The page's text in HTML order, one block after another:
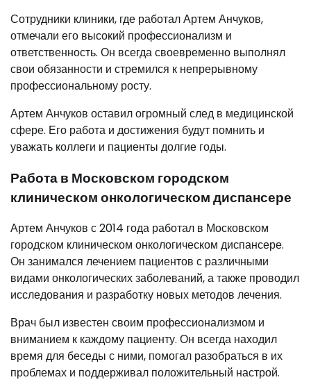
Сотрудники клиники, где работал Артем Анчуков,
отмечали его высокий профессионализм и
ответственность. Он всегда своевременно выполнял
свои обязанности и стремился к непрерывному
профессиональному росту.
Артем Анчуков оставил огромный след в медицинской
сфере. Его работа и достижения будут помнить и
уважать коллеги и пациенты долгие годы.
Работа в Московском городском
клиническом онкологическом диспансере
Артем Анчуков с 2014 года работал в Московском
городском клиническом онкологическом диспансере.
Он занимался лечением пациентов с различными
видами онкологических заболеваний, а также проводил
исследования и разработку новых методов лечения.
Врач был известен своим профессионализмом и
вниманием к каждому пациенту. Он всегда находил
время для беседы с ними, помогал разобраться в их
проблемах и поддерживал положительный настрой.